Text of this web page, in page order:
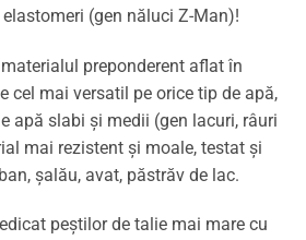
(gen năluci Z-Man)!
preponderent aflat în
cel mai versatil pe orice tip de apă,
apă slabi și medii (gen lacuri, râuri
mai rezistent și moale, testat și
șalău, avat, păstrăv de lac.
peștilor de talie mai mare cu